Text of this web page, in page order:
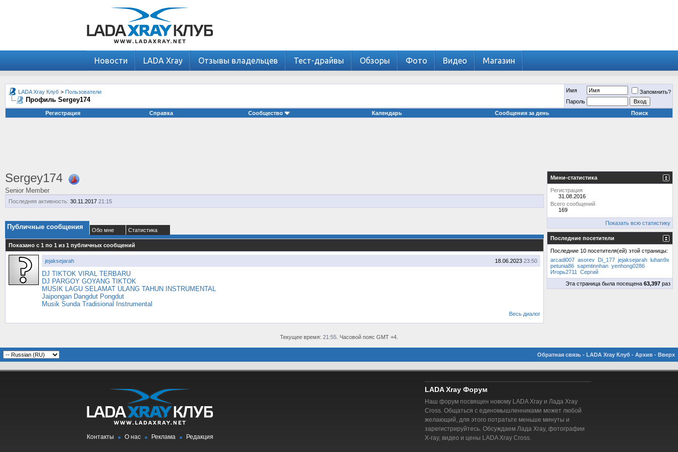
Новости LADA Xray Отзывы владельцев Тест-драйвы Обзоры Фото Видео Магазин
LADA Xray Клуб > Пользователи
Профиль Sergey174
Имя
Запомнить?
Пароль
Регистрация
Справка Сообщество Календарь Сообщения за день Поиск
Sergey174
Senior Member
Последняя активность: 30.11.2017 21:15
Публичные сообщения Обо мне Статистика
Показано с 1 по 1 из 1 публичных сообщений
18.06.2023 23:50
jejaksejarah
DJ TIKTOK VIRAL TERBARU
DJ PARGOY GOYANG TIKTOK
MUSIK LAGU SELAMAT ULANG TAHUN INSTRUMENTAL
Jaipongan Dangdut Pongdut
Musik Sunda Tradisional Instrumental
Весь диалог
Мини-статистика
Регистрация
31.08.2016
Всего сообщений
169
Показать всю статистику
Последние посетители
Последние 10 посетителя(ей) этой страницы:
arcadi007 asorev Di_177 jejaksejarah luhan9x
petunia86 sapmtinnhan yenhong0286
Игорь2711
Сергий
Эта страница была посещена 63,397 раз
Текущее время: 21:55 . Часовой пояс GMT +4.
Обратная связь - LADA Xray Клуб - Архив - Вверх
Контакты О нас Реклама Редакция
LADA Xray Форум
Наш форум посвящен новому LADA Xray и Лада Xray
Cross. Общаться с единомышленниками может любой
желающий, для этого потратьте меньше минуты и
зарегистрируйтесь. Обсуждаем Лада Xray, фотографии
X-ray, видео и цены LADA Xray Cross.